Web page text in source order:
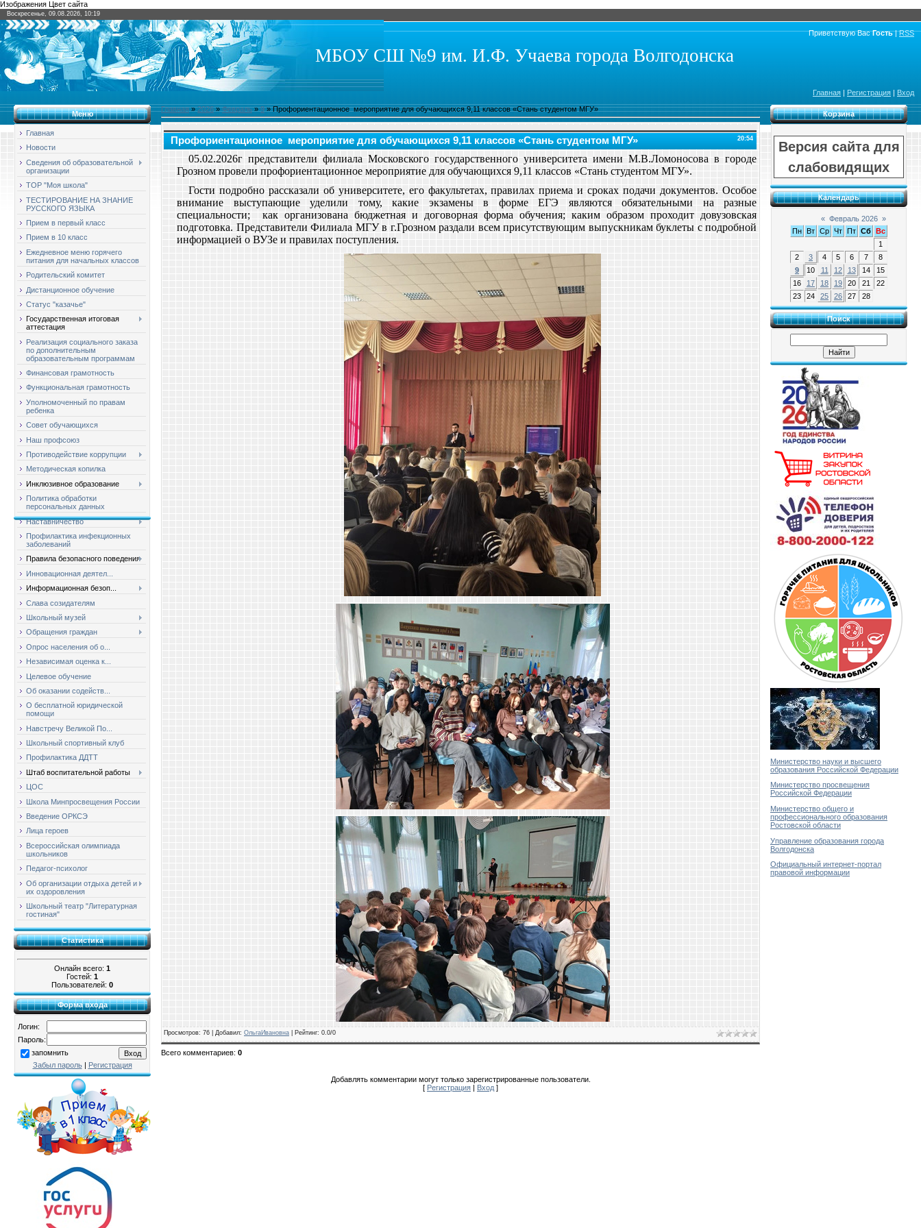
Изображения Цвет сайта
Воскресенье, 09.08.2026, 10:19
Приветствую Вас Гость|RSS
МБОУ СШ №9 им. И.Ф. Учаева города Волгодонска
Главная | Регистрация | Вход
Меню
Главная
Новости
Сведения об образовательной
организации
ТОР "Моя школа"
ТЕСТИРОВАНИЕ НА ЗНАНИЕ
РУССКОГО ЯЗЫКА
Прием в первый класс
Прием в 10 класс
Ежедневное меню горячего
питания для начальных классов
Родительский комитет
Дистанционное обучение
Статус "казачье"
Государственная итоговая
аттестация
Реализация социального заказа
по дополнительным
образовательным программам
Финансовая грамотность
Функциональная грамотность
Уполномоченный по правам
ребенка
Совет обучающихся
Наш профсоюз
Противодействие коррупции
Методическая копилка
Инклюзивное образование
Политика обработки
персональных данных
Наставничество
Профилактика инфекционных
заболеваний
Правила безопасного поведения
Инновационная деятел...
Информационная безоп...
Слава созидателям
Школьный музей
Обращения граждан
Опрос населения об о...
Независимая оценка к...
Целевое обучение
Об оказании содейств...
О бесплатной юридической
помощи
Навстречу Великой По...
Школьный спортивный клуб
Профилактика ДДТТ
Штаб воспитательной работы
ЦОС
Школа Минпросвещения России
Введение ОРКСЭ
Лица героев
Всероссийская олимпиада
школьников
Педагог-психолог
Об организации отдыха детей и
их оздоровления
Школьный театр "Литературная
гостиная"
Статистика
Онлайн всего: 1
Гостей: 1
Пользователей: 0
Форма входа
Логин:
Пароль:
запомнить
Забыл пароль| Регистрация
Главная»2026 » Февраль » 9» Профориентационное мероприятие для обучающихся 9,11 классов «Стань студентом МГУ»
20:54
Профориентационное мероприятие для обучающихся 9,11 классов «Стань студентом МГУ»
05.02.2026г представители филиала Московского государственного университета имени М.В.Ломоносова в городе
Грозном провели профориентационное мероприятие для обучающихся 9,11 классов «Стань студентом МГУ».
Гости подробно рассказали об университете, его факультетах, правилах приема и сроках подачи документов. Особое
внимание выступающие уделили тому, какие экзамены в форме ЕГЭ являются обязательными на разные
специальности; как организована бюджетная и договорная форма обучения; каким образом проходит довузовская
подготовка. Представители Филиала МГУ в г.Грозном раздали всем присутствующим выпускникам буклеты с подробной
информацией о ВУЗе и правилах поступления.
Просмотров: 76 | Добавил: ОльгаИвановна Рейтинг: 0.0/0
Всего комментариев: 0
Добавлять комментарии могут только зарегистрированные пользователи.
[ Регистрация | Вход ]
Корзина
Версия сайта для
слабовидящих
Календарь
« Февраль 2026 »
Пн Вт Ср Чт Пт Сб Вс
1
2
3 4 5 6 7
8
9
10 11 12 13 14
15
16
17 18 19 20 21
22
23
24 25 26 27 28
Поиск
Министерство науки и высшего
образования Российской Федерации
Министерство просвещения
Российской Федерации
Министерство общего и
профессионального образования
Ростовской области
Управление образования города
Волгодонска
Официальный интернет-портал
правовой информации